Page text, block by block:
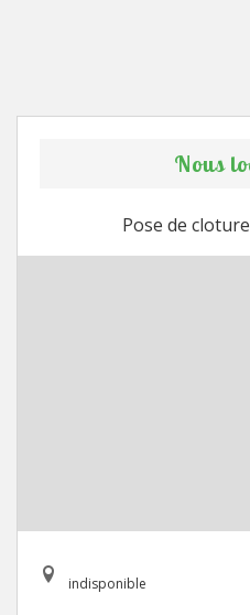
Nous
Pose de
indisponible